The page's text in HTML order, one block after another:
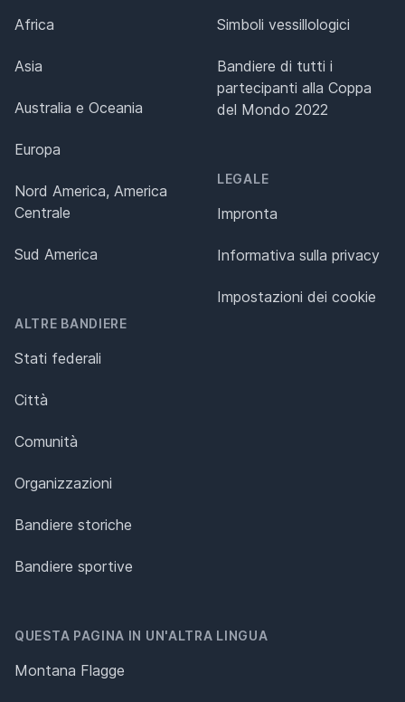
Africa
Asia
Australia e Oceania
Europa
Nord America, America
Centrale
Sud America
ALTRE BANDIERE
Stati federali
Città
Comunità
Organizzazioni
Bandiere storiche
Bandiere sportive
Simboli vessillologici
Bandiere di tutti i
partecipanti alla Coppa
del Mondo 2022
LEGALE
Impronta
Informativa sulla privacy
Impostazioni dei cookie
QUESTA PAGINA IN UN'ALTRA LINGUA
Montana Flagge